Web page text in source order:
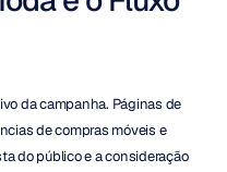
da campanha. Páginas de
de compras móveis e
do público e a consideração